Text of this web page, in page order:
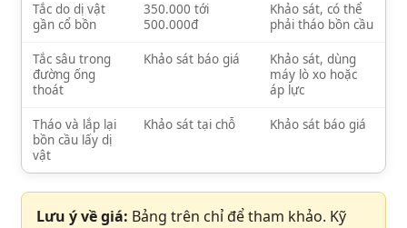
Tắc do dị vật
gần cổ bồn
350.000 tới
500.000đ
Khảo sát, có thể
phải tháo bồn cầu
Tắc sâu trong
đường ống
thoát
Khảo sát báo giá
Khảo sát, dùng
máy lò xo hoặc
áp lực
Tháo và lắp lại
bồn cầu lấy dị
vật
Khảo sát tại chỗ Khảo sát báo giá
Lưu ý về giá: Bảng trên chỉ để tham khảo. Kỹ